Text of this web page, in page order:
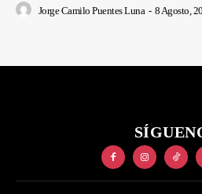
Jorge Camilo Puentes Luna - 8 Agosto,